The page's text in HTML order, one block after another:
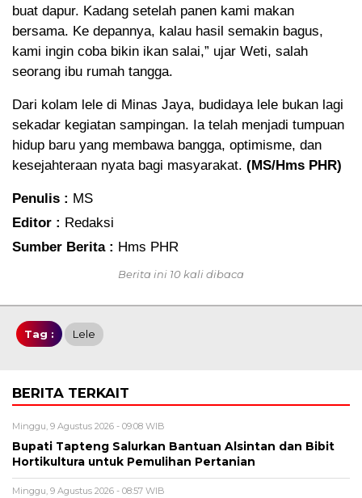
buat dapur. Kadang setelah panen kami makan
bersama. Ke depannya, kalau hasil semakin bagus,
kami ingin coba bikin ikan salai,” ujar Weti, salah
seorang ibu rumah tangga.
Dari kolam lele di Minas Jaya, budidaya lele bukan lagi
sekadar kegiatan sampingan. Ia telah menjadi tumpuan
hidup baru yang membawa bangga, optimisme, dan
kesejahteraan nyata bagi masyarakat. (MS/Hms PHR)
Penulis : MS
Editor : Redaksi
Sumber Berita : Hms PHR
Berita ini 10 kali dibaca
Tag : Lele
BERITA TERKAIT
Minggu, 9 Agustus 2026 - 09:08 WIB
Bupati Tapteng Salurkan Bantuan Alsintan dan Bibit
Hortikultura untuk Pemulihan Pertanian
Minggu, 9 Agustus 2026 - 08:57 WIB